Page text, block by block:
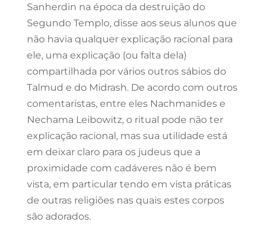
Sanherdin na época da destruição do
Segundo Templo, disse aos seus alunos que
não havia qualquer explicação racional para
ele, uma explicação (ou falta dela)
compartilhada por vários outros sábios do
Talmud e do Midrash. De acordo com outros
comentaristas, entre eles Nachmanides e
Nechama Leibowitz, o ritual pode não ter
explicação racional, mas sua utilidade está
em deixar claro para os judeus que a
proximidade com cadáveres não é bem
vista, em particular tendo em vista práticas
de outras religiões nas quais estes corpos
são adorados.